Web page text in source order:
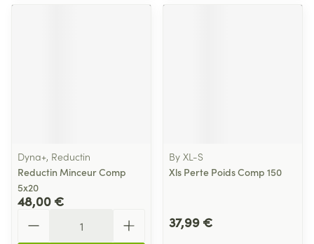
Dyna+, Reductin
Reductin Minceur Comp
5x20
48,00 €
By XL-S
Xls Perte Poids Comp 150
37,99 €